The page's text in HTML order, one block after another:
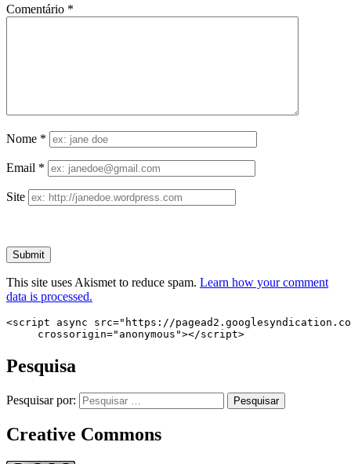
Comentário *
Nome *
Email *
Site
This site uses Akismet to reduce spam. Learn how your comment
data is processed.
<script async src="https://
     crossorigin="anonymous"></script>
Pesquisa
Pesquisar por:
Creative Commons